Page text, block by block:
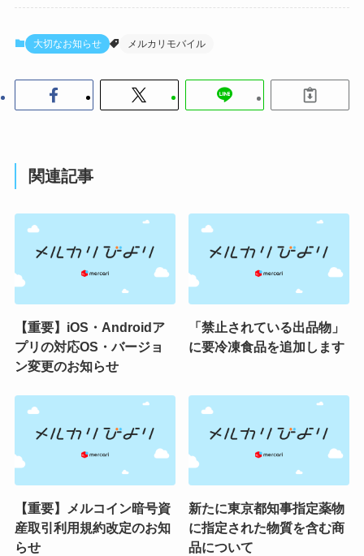
大切なお知らせ メルカリモバイル
関連記事
【重要】iOS・Androidア
プリの対応OS・バージョ
ン変更のお知らせ
「禁止されている出品物」
に要冷凍食品を追加します
【重要】メルコイン暗号資
産取引利用規約改定のお知
らせ
新たに東京都知事指定薬物
に指定された物質を含む商
品について